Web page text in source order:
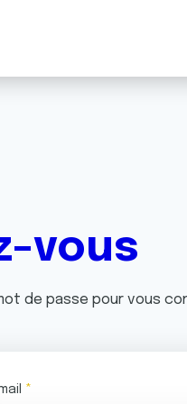
vous
de passe pour vous